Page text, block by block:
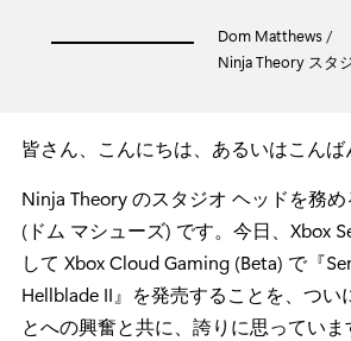
Dom Matthews /
Ninja Theory スタ
皆さん、こんにちは、あるいはこんば
Ninja Theory のスタジオ ヘッドを務
(ドム マシューズ) です。今日、Xbox
して Xbox Cloud Gaming (Beta) で『
Hellblade II』を発売することを、つい
とへの興奮と共に、誇りに思っていま